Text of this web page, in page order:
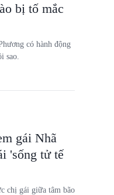
bị tố mắc
có hành động
sao.
gái Nhã
'sống tử tế
chị gái giữa tâm bão